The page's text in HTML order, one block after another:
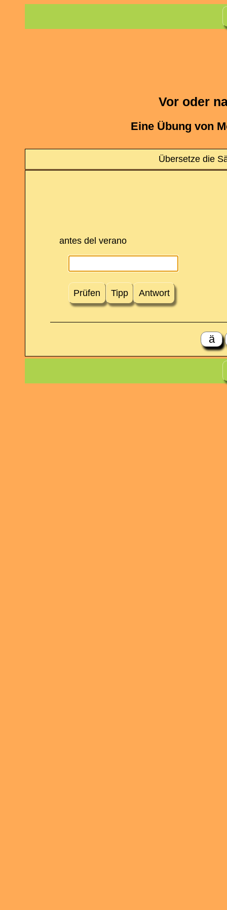
Vor oder
Eine Übung von
Übersetze die
antes del verano
Prüfen Tipp Antwort
ä